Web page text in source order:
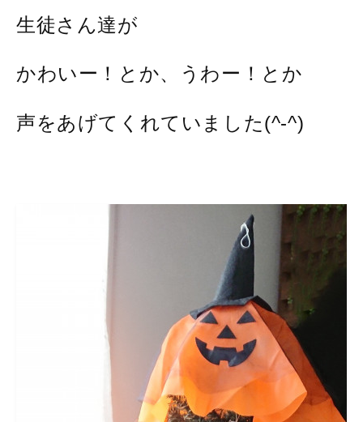
生徒さん達が
かわいー！とか、うわー！とか
声をあげてくれていました(^-^)